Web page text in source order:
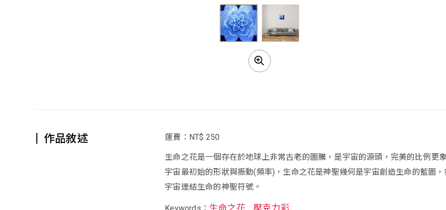
作品敘述 運費：NT$ 250
生命之花是一個存在於地球上非常古老的圖騰，是宇宙的源頭，完美的比例更
宇宙最初始的形狀與振動(頻率)，生命之花是神聖幾何是宇宙創造生命的藍圖
宇宙連結生命的神聖符號。
Keywords： 生命之花 壓克力彩